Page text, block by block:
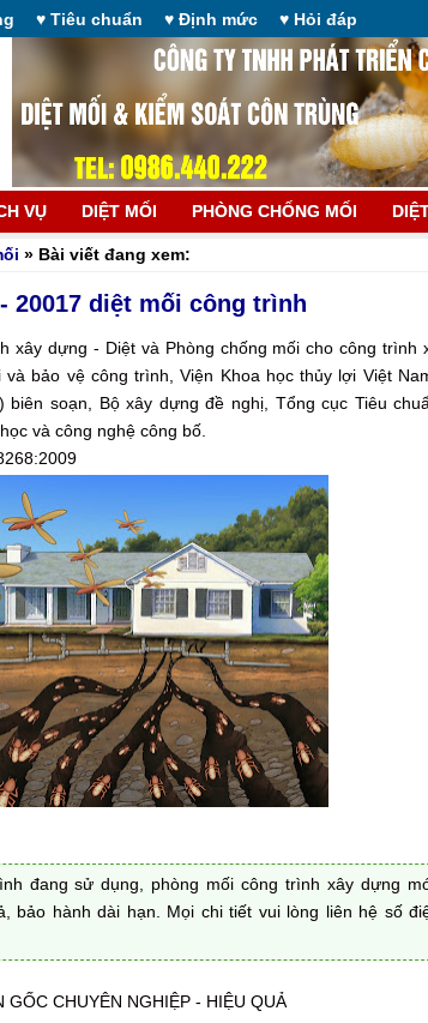
♥ Tiêu chuẩn ♥ Định mức ♥ Hỏi đáp
VỤ DIỆT MỐI PHÒNG CHỐNG MỐI
» Bài viết đang xem:
- 20017 diệt mối công trình
xây dựng - Diệt và Phòng chống mối cho công trình
bảo vệ công trình, Viện Khoa học thủy lợi Việt
biên soạn, Bộ xây dựng đề nghị, Tổng cục Tiêu
và công nghệ công bố.
đang sử dụng, phòng mối công trình xây dựng
bảo hành dài hạn. Mọi chi tiết vui lòng liên hệ số
GỐC CHUYÊN NGHIỆP - HIỆU QUẢ